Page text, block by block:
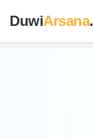
DuwiArsana.